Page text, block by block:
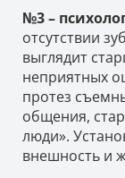
№3 –
отсутствии
выглядит
неприятных
протез
общения,
люди».
внешность и